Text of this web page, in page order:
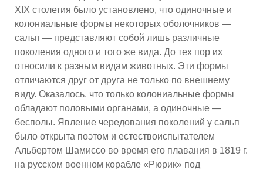
XIX столетия было установлено, что одиночные и
колониальные формы некоторых оболочников —
сальп — представляют собой лишь различные
поколения одного и того же вида. До тех пор их
относили к разным видам животных. Эти формы
отличаются друг от друга не только по внешнему
виду. Оказалось, что только колониальные формы
обладают половыми органами, а одиночные —
бесполы. Явление чередования поколений у сальп
было открыта поэтом и естествоиспытателем
Альбертом Шамиссо во время его плавания в 1819 г.
на русском военном корабле «Рюрик» под